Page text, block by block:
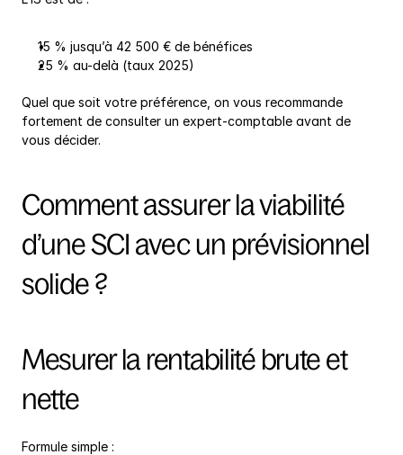
15 % jusqu’à 42 500 € de bénéfices
25 % au-delà (taux 2025)
Quel que soit votre préférence, on vous recommande
fortement de consulter un expert-comptable avant de
vous décider.
Comment assurer la viabilité
d’une SCI avec un prévisionnel
solide ?
Mesurer la rentabilité brute et
nette
Formule simple :